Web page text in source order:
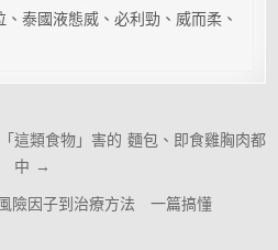
泰國液態威、必利勁、威而柔、
這類食物」害的 麵包、即食雞胸肉都
中 →
險因子到治療方法 一篇搞懂